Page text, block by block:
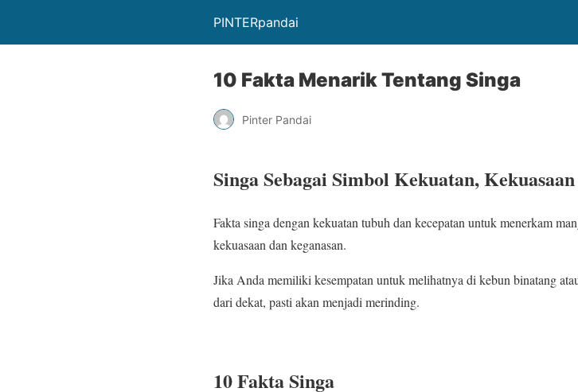
PINTERpandai
10 Fakta Menarik Tentang Singa
Pinter Pandai
Singa Sebagai Simbol Kekuatan,
Fakta singa dengan kekuatan tubuh dan kecepatan untuk menerkam
kekuasaan dan keganasan.
Jika Anda memiliki kesempatan untuk melihatnya di kebun binatang
dari dekat, pasti akan menjadi merinding.
10 Fakta Singa